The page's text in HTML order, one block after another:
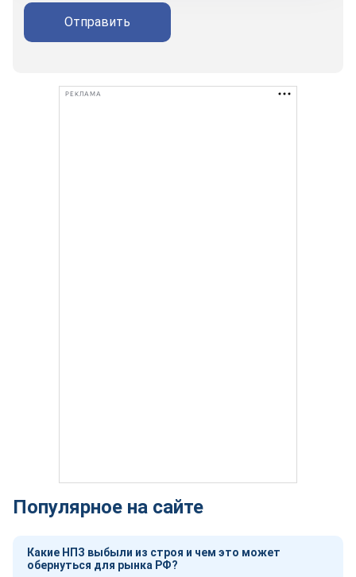
Отправить
РЕКЛАМА
Популярное на сайте
Какие НПЗ выбыли из строя и чем это может
обернуться для рынка РФ?